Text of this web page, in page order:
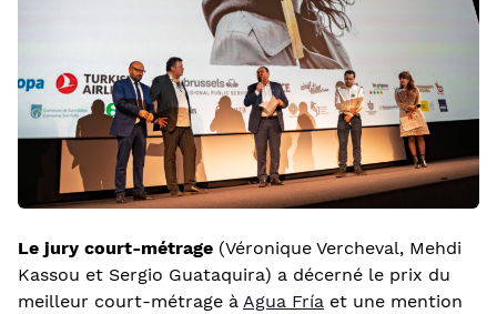
Le jury court-métrage (Véronique Vercheval, Mehdi
Kassou et Sergio Guataquira) a décerné le prix du
meilleur court-métrage à Agua Fría et une mention